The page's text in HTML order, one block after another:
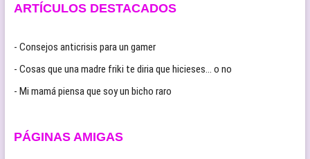
ARTÍCULOS DESTACADOS
- Consejos anticrisis para un gamer
- Cosas que una madre friki te diria que hicieses… o no
- Mi mamá piensa que soy un bicho raro
PÁGINAS AMIGAS